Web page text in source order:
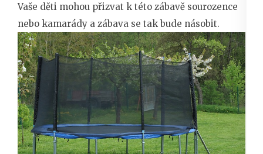
Vaše děti mohou přizvat k této zábavě sourozence
nebo kamarády a zábava se tak bude násobit.